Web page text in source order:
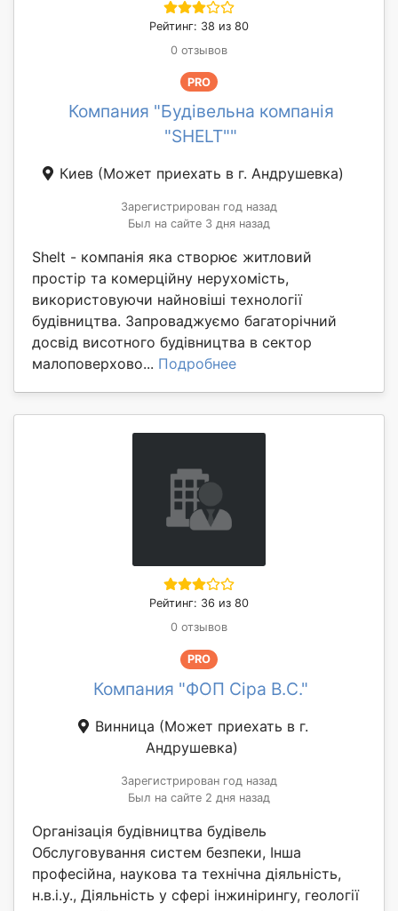
Рейтинг: 38 из 80
0 отзывов
PRO
Компания "Будівельна компанія
"SHELT""
Киев (Может приехать в г. Андрушевка)
Зарегистрирован год назад
Был на сайте 3 дня назад
Shelt - компанія яка створює житловий
простір та комерційну нерухомість,
використовуючи найновіші технології
будівництва. Запроваджуємо багаторічний
досвід висотного будівництва в сектор
малоповерхово... Подробнее
Рейтинг: 36 из 80
0 отзывов
PRO
Компания "ФОП Сіра В.С."
Винница (Может приехать в г.
Андрушевка)
Зарегистрирован год назад
Был на сайте 2 дня назад
Організація будівництва будівель
Обслуговування систем безпеки, Інша
професійна, наукова та технічна діяльність,
н.в.і.у., Діяльність у сфері інжинірингу, геології